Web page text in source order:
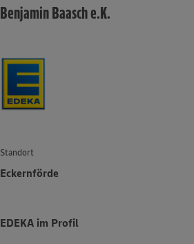
Benjamin Baasch e.K.
Standort
Eckernförde
EDEKA im Profil